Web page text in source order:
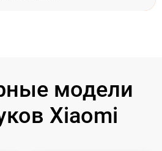
модели
Xiaomi